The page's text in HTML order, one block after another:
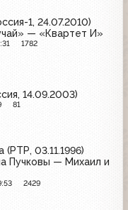
1, 24.07.2010)
— «Квартет И»
1782
14.09.2003)
81
03.11.1996)
Пучковы — Михаил и
2429